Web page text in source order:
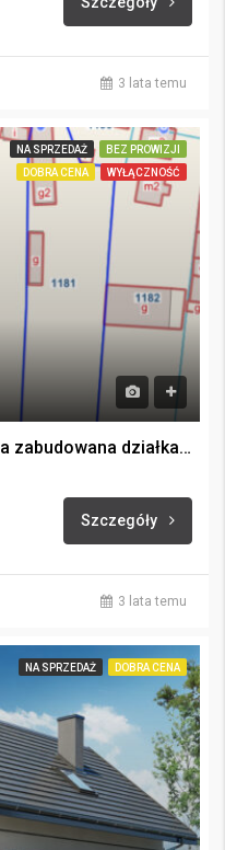
3 lata temu
NA SPRZEDAŻ
BEZ PROWIZJI
DOBRA CENA
WYŁĄCZNOŚĆ
KOMPRACHCICE. Przestronna zabudowana działka mieszkaniowo-usługowa.
Szczegóły
3 lata temu
NA SPRZEDAŻ DOBRA CENA